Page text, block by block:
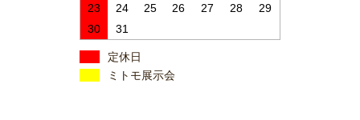
23
24 25 26 27 28
29
30
31
定休日
ミトモ展示会